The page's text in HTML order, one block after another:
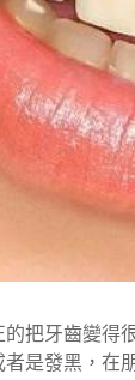
把牙齒變得
是發黑，在